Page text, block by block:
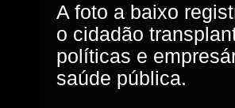
A foto a baixo
o cidadão
políticas e
saúde pública.